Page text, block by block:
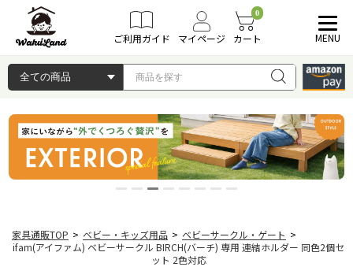
ご利用ガイド マイページ
0
カート MENU
家具通販TOP > ベビー・キッズ用品 > ベビーサークル・ゲート >
ifam(アイファム) ベビーサークル BIRCH(バーチ) 専用 連結ホルダー 同色2個セ
ット 2色対応